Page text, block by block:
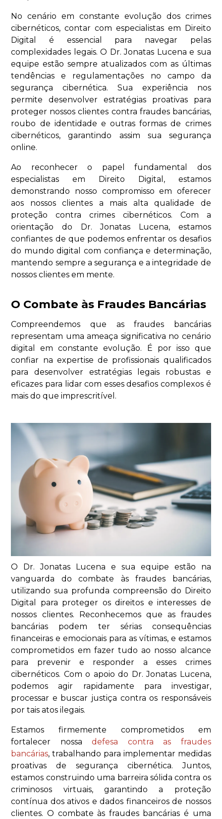
No cenário em constante evolução dos crimes
cibernéticos, contar com especialistas em Direito
Digital é essencial para navegar pelas
complexidades legais. O Dr. Jonatas Lucena e sua
equipe estão sempre atualizados com as últimas
tendências e regulamentações no campo da
segurança cibernética. Sua experiência nos
permite desenvolver estratégias proativas para
proteger nossos clientes contra fraudes bancárias,
roubo de identidade e outras formas de crimes
cibernéticos, garantindo assim sua segurança
online.
Ao reconhecer o papel fundamental dos
especialistas em Direito Digital, estamos
demonstrando nosso compromisso em oferecer
aos nossos clientes a mais alta qualidade de
proteção contra crimes cibernéticos. Com a
orientação do Dr. Jonatas Lucena, estamos
confiantes de que podemos enfrentar os desafios
do mundo digital com confiança e determinação,
mantendo sempre a segurança e a integridade de
nossos clientes em mente.
O Combate às Fraudes Bancárias
Compreendemos que as fraudes bancárias
representam uma ameaça significativa no cenário
digital em constante evolução. É por isso que
confiar na expertise de profissionais qualificados
para desenvolver estratégias legais robustas e
eficazes para lidar com esses desafios complexos é
mais do que imprescritível.
O Dr. Jonatas Lucena e sua equipe estão na
vanguarda do combate às fraudes bancárias,
utilizando sua profunda compreensão do Direito
Digital para proteger os direitos e interesses de
nossos clientes. Reconhecemos que as fraudes
bancárias podem ter sérias consequências
financeiras e emocionais para as vítimas, e estamos
comprometidos em fazer tudo ao nosso alcance
para prevenir e responder a esses crimes
cibernéticos. Com o apoio do Dr. Jonatas Lucena,
podemos agir rapidamente para investigar,
processar e buscar justiça contra os responsáveis
por tais atos ilegais.
Estamos firmemente comprometidos em
fortalecer nossadefesa contra as fraudes
bancárias, trabalhando para implementar medidas
proativas de segurança cibernética. Juntos,
estamos construindo uma barreira sólida contra os
criminosos virtuais, garantindo a proteção
contínua dos ativos e dados financeiros de nossos
clientes. O combate às fraudes bancárias é uma